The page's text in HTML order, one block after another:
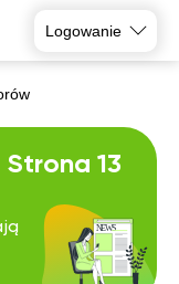
Logowanie
13